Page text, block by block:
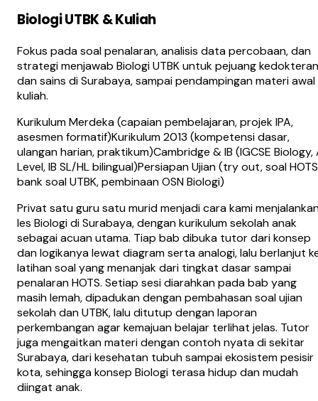
Biologi UTBK & Kuliah
Fokus pada soal penalaran, analisis data percobaan, dan
strategi menjawab Biologi UTBK untuk pejuang kedokteran
dan sains di Surabaya, sampai pendampingan materi awal
kuliah.
Kurikulum Merdeka (capaian pembelajaran, projek IPA,
asesmen formatif)Kurikulum 2013 (kompetensi dasar,
ulangan harian, praktikum)Cambridge & IB (IGCSE Biology,
Level, IB SL/HL bilingual)Persiapan Ujian (try out, soal
bank soal UTBK, pembinaan OSN Biologi)
Privat satu guru satu murid menjadi cara kami
les Biologi di Surabaya, dengan kurikulum sekolah anak
sebagai acuan utama. Tiap bab dibuka tutor dari konsep
dan logikanya lewat diagram serta analogi, lalu berlanjut
latihan soal yang menanjak dari tingkat dasar sampai
penalaran HOTS. Setiap sesi diarahkan pada bab yang
masih lemah, dipadukan dengan pembahasan soal ujian
sekolah dan UTBK, lalu ditutup dengan laporan
perkembangan agar kemajuan belajar terlihat jelas. Tutor
juga mengaitkan materi dengan contoh nyata di sekitar
Surabaya, dari kesehatan tubuh sampai ekosistem pesisir
kota, sehingga konsep Biologi terasa hidup dan mudah
diingat anak.